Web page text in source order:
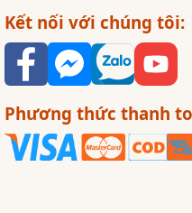
Kết nối với chúng tôi:
Phương thức thanh